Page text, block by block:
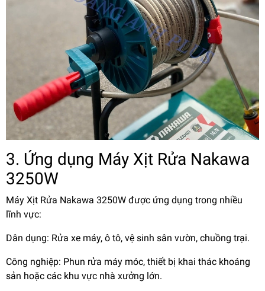
3. Ứng dụng Máy Xịt Rửa Nakawa
3250W
Máy Xịt Rửa Nakawa 3250W được ứng dụng trong nhiều
lĩnh vực:
Dân dụng: Rửa xe máy, ô tô, vệ sinh sân vườn, chuồng trại.
Công nghiệp: Phun rửa máy móc, thiết bị khai thác khoáng
sản hoặc các khu vực nhà xưởng lớn.